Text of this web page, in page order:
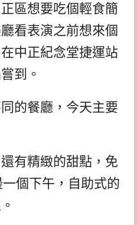
區想要吃個輕食簡
看表演之前想來個
中正紀念堂捷運站
到。
的餐廳，今天主要
有精緻的甜點，免
個下午，自助式的